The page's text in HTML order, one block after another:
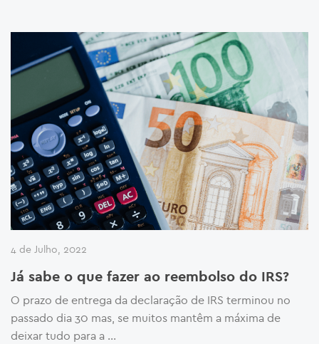
4 de Julho, 2022
Já sabe o que fazer ao reembolso do IRS?
O prazo de entrega da declaração de IRS terminou no
passado dia 30 mas, se muitos mantêm a máxima de
deixar tudo para a …